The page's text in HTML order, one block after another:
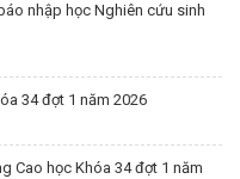
nhập học Nghiên cứu sinh
34 đợt 1 năm 2026
Cao học Khóa 34 đợt 1 năm